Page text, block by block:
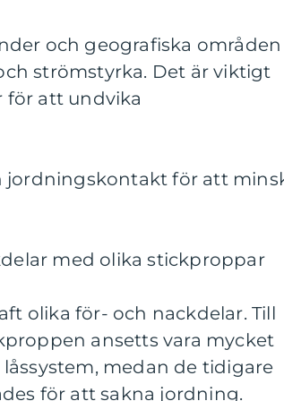
och geografiska områden
strömstyrka. Det är viktigt
för att undvika
jordningskontakt för att
med olika stickproppar
olika för- och nackdelar. Till
ansetts vara mycket
medan de tidigare
för att sakna jordning.